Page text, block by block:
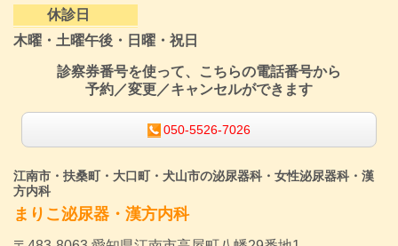
休診日
木曜・土曜午後・日曜・祝日
診察券番号を使って、こちらの電話番号から
予約／変更／キャンセルができます
050-5526-7026
江南市・扶桑町・大口町・犬山市の泌尿器科・女性泌尿器科・漢
方内科
まりこ泌尿器・漢方内科